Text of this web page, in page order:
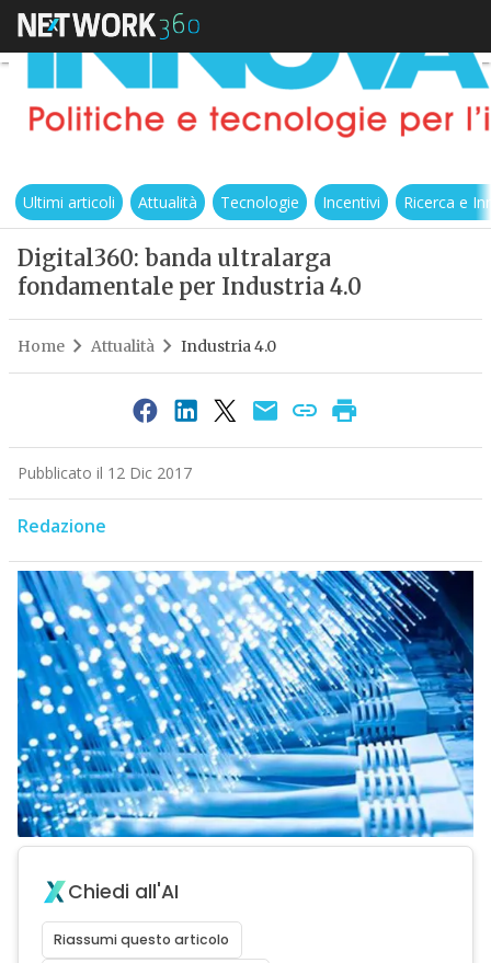
Ultimi articoli Attualità Tecnologie Incentivi Ricerca e
Digital360: banda ultralarga
fondamentale per Industria 4.0
Home Attualità Industria 4.0
Pubblicato il 12 Dic 2017
Redazione
Chiedi all'AI
Riassumi questo articolo